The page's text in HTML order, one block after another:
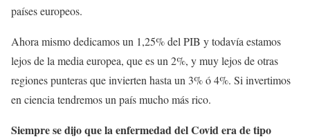
países europeos.
Ahora mismo dedicamos un 1,25% del PIB y todavía estamos
lejos de la media europea, que es un 2%, y muy lejos de otras
regiones punteras que invierten hasta un 3% ó 4%. Si invertimos
en ciencia tendremos un país mucho más rico.
Siempre se dijo que la enfermedad del Covid era de tipo